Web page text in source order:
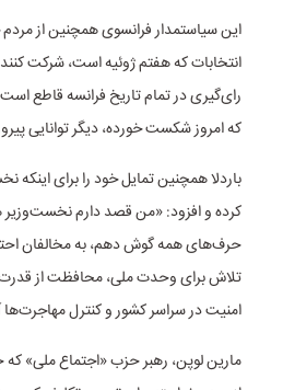
این سیاستمدار فرانسوی همچنین از
انتخابات که هفتم ژوئیه است، شرکت
رای‌گیری در تمام تاریخ فرانسه قاطع
که امروز شکست خورده، دیگر توانایی
باردلا همچنین تمایل خود را برای اینکه
کرده و افزود: «من قصد دارم نخست‌وزیر
حرف‌های همه گوش دهم، به مخالفان
تلاش برای وحدت ملی، محافظت از قدرت
امنیت در سراسر کشور و کنترل مهاجرت‌ها
مارین لوپن، رهبر حزب «اجتماع ملی»